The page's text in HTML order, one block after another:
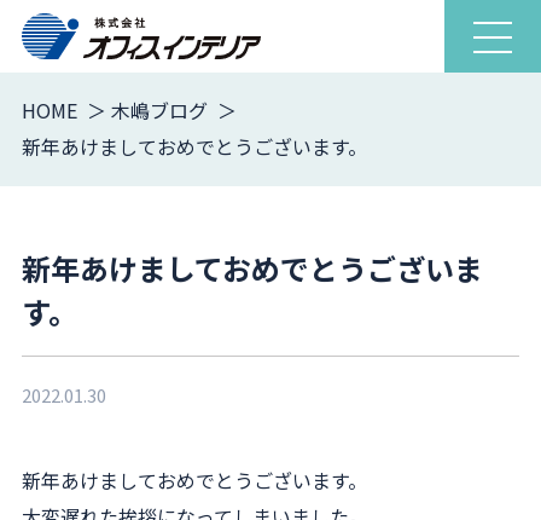
ナ
ビ
ョ
HOME
木嶋ブログ
新年あけましておめでとうございます。
新年あけましておめでとうございま
す。
2022.01.30
新年あけましておめでとうございます。